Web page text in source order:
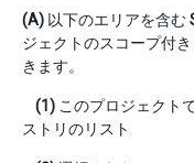
(A) 以下のエリアを含む
ジェクトのスコープ付
きます。
(1) このプロジェクト
ストリのリスト